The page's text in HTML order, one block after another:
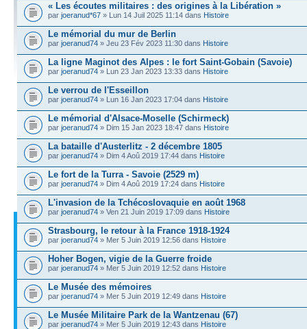
« Les écoutes militaires : des origines à la Libération »
par joeranud*67 » Lun 14 Juil 2025 11:14 dans Histoire
Le mémorial du mur de Berlin
par joeranud74 » Jeu 23 Fév 2023 11:30 dans Histoire
La ligne Maginot des Alpes : le fort Saint-Gobain (Savoie)
par joeranud74 » Lun 23 Jan 2023 13:33 dans Histoire
Le verrou de l'Esseillon
par joeranud74 » Lun 16 Jan 2023 17:04 dans Histoire
Le mémorial d'Alsace-Moselle (Schirmeck)
par joeranud74 » Dim 15 Jan 2023 18:47 dans Histoire
La bataille d'Austerlitz - 2 décembre 1805
par joeranud74 » Dim 4 Aoû 2019 17:44 dans Histoire
Le fort de la Turra - Savoie (2529 m)
par joeranud74 » Dim 4 Aoû 2019 17:24 dans Histoire
L'invasion de la Tchécoslovaquie en août 1968
par joeranud74 » Ven 21 Juin 2019 17:09 dans Histoire
Strasbourg, le retour à la France 1918-1924
par joeranud74 » Mer 5 Juin 2019 12:56 dans Histoire
Hoher Bogen, vigie de la Guerre froide
par joeranud74 » Mer 5 Juin 2019 12:52 dans Histoire
Le Musée des mémoires
par joeranud74 » Mer 5 Juin 2019 12:49 dans Histoire
Le Musée Militaire Park de la Wantzenau (67)
par joeranud74 » Mer 5 Juin 2019 12:43 dans Histoire